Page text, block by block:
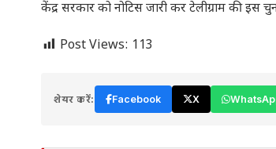
केंद्र सरकार को नोटिस जारी कर टेलीग्राम की इस
Post Views: 113
शेयर करें: Facebook X